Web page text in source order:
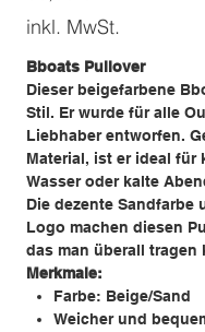
inkl. MwSt.
Bboats Pullover
Dieser beigefarbene
Stil. Er wurde für alle
Liebhaber entworfen.
Material, ist er ideal für
Wasser oder kalte
Die dezente Sandfarbe
Logo machen diesen
das man überall tragen
Merkmale:
Farbe: Beige/Sand
Weicher und